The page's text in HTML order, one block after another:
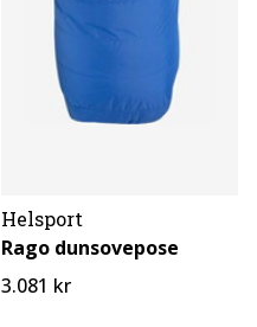
Helsport
Rago dunsovepose
3.081 kr